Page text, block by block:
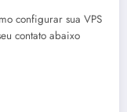
configurar sua VPS
contato abaixo